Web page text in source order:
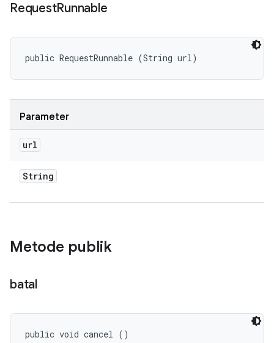
RequestRunnable
public RequestRunnable (String url)
Parameter
url
String
Metode publik
batal
public void cancel ()